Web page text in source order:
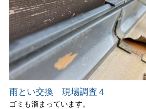
雨とい交換 現場調査４
ゴミも溜まっています。